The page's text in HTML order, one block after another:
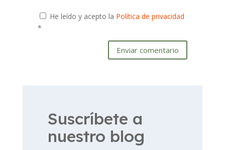
He leído y acepto la Política de privacidad
*
Enviar comentario
Suscríbete a
nuestro blog